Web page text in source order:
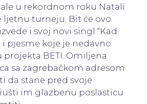
u rekordnom roku Natali
ljetnu turneju. Bit će ovo
i svoj novi singl “Kad
i pjesme koje je nedavno
BETI. Omiljena
sa zagrebačkom adresom
da stane pred svoje
im glazbenu poslasticu